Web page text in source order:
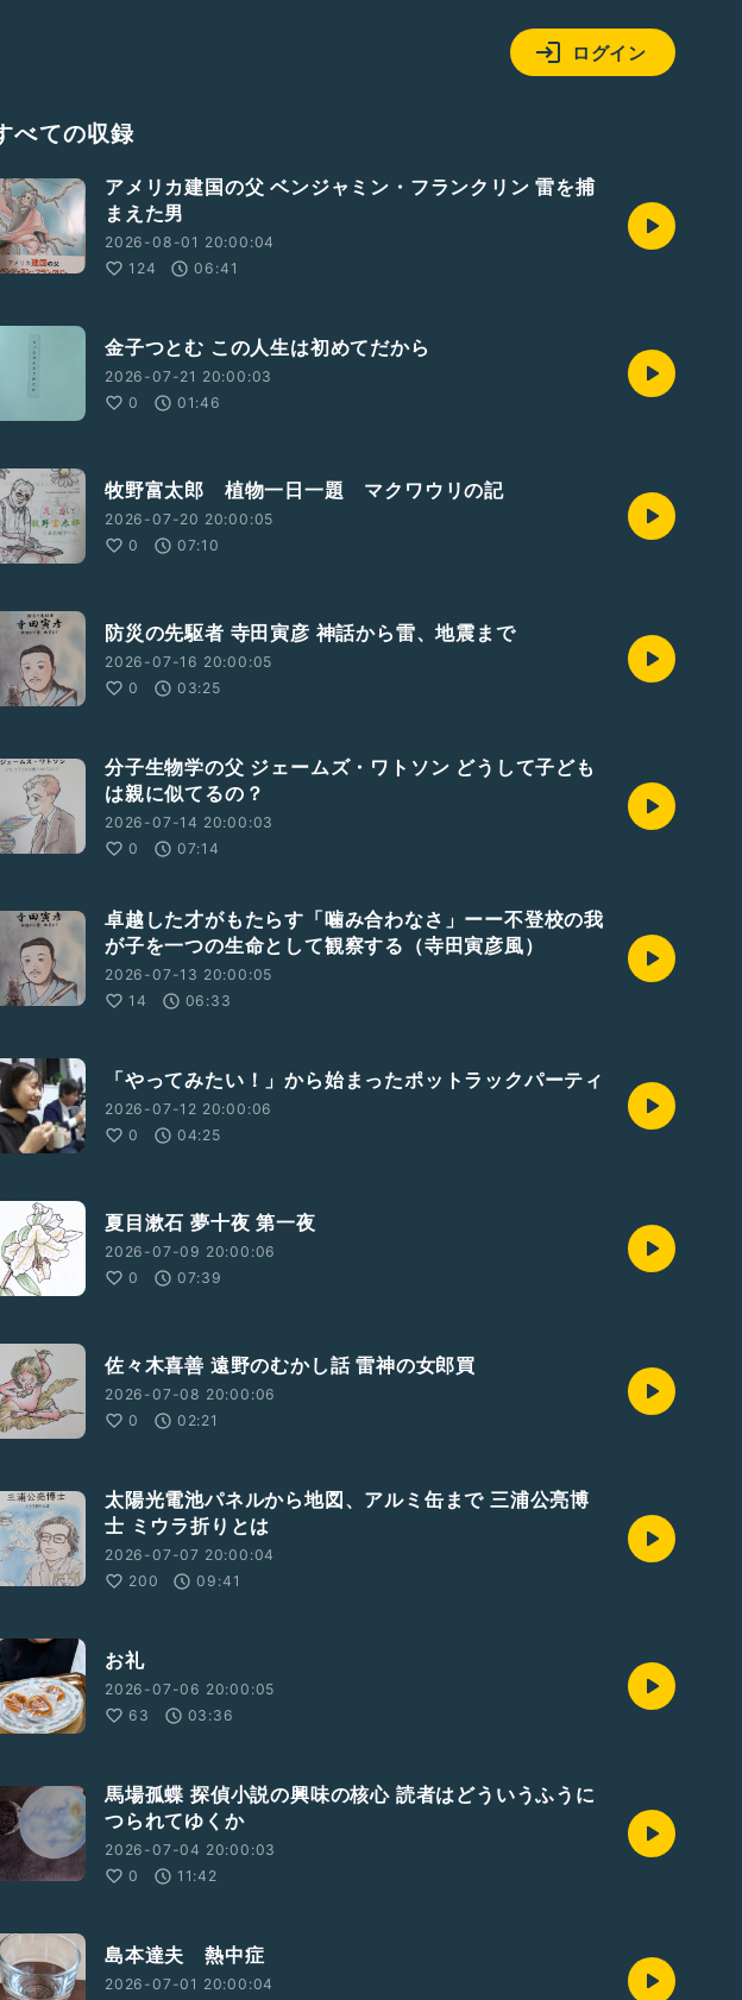
ログイン
べての収録
アメリカ建国の父 ベンジャミン・フランクリン 雷を捕
まえた男
2026-08-01 20:00:04
124
06:41
金子つとむ この人生は初めてだから
2026-07-21 20:00:03
0
01:46
牧野富太郎 植物一日一題 マクワウリの記
2026-07-20 20:00:05
0
07:10
防災の先駆者 寺田寅彦 神話から雷、地震まで
2026-07-16 20:00:05
0
03:25
分子生物学の父 ジェームズ・ワトソン どうして子ども
は親に似てるの？
2026-07-14 20:00:03
0
07:14
卓越した才がもたらす「噛み合わなさ」ーー不登校の我
が子を一つの生命として観察する（寺田寅彦風）
2026-07-13 20:00:05
14
06:33
「やってみたい！」から始まったポットラックパーティ
2026-07-12 20:00:06
0
04:25
夏目漱石 夢十夜 第一夜
2026-07-09 20:00:06
0
07:39
佐々木喜善 遠野のむかし話 雷神の女郎買
2026-07-08 20:00:06
0
02:21
太陽光電池パネルから地図、アルミ缶まで 三浦公亮博
士 ミウラ折りとは
2026-07-07 20:00:04
200
09:41
お礼
2026-07-06 20:00:05
63
03:36
馬場孤蝶 探偵小説の興味の核心 読者はどういうふうに
つられてゆくか
2026-07-04 20:00:03
0
11:42
島本達夫 熱中症
2026-07-01 20:00:04